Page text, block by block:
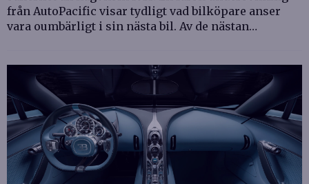
från AutoPacific visar tydligt vad bilköpare anser
vara oumbärligt i sin nästa bil. Av de nästan…